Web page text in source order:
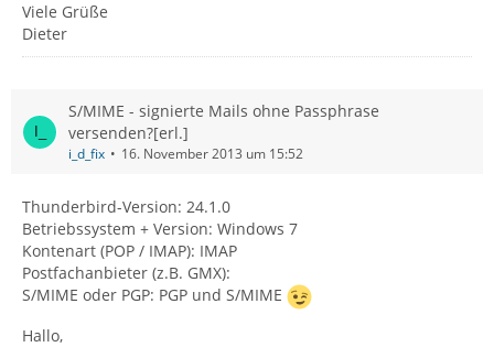
Viele Grüße
Dieter
S/MIME - signierte Mails ohne Passphrase
versenden?[erl.]
i_d_fix 16. November 2013 um 15:52
Thunderbird-Version: 24.1.0
Betriebssystem + Version: Windows 7
Kontenart (POP / IMAP): IMAP
Postfachanbieter (z.B. GMX):
S/MIME oder PGP: PGP und S/MIME
Hallo,